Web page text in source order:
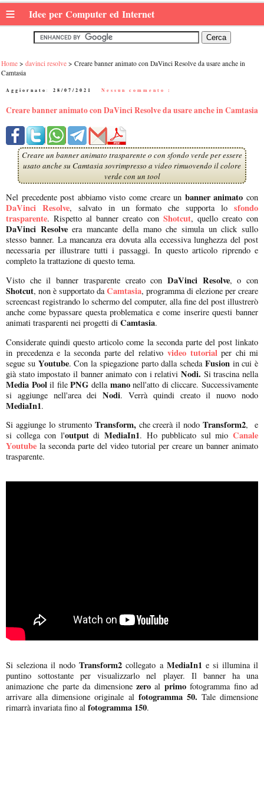
≡ Idee per Computer ed Internet
Home davinci resolve
Creare banner animato con DaVinci Resolve da usare anche in
Camtasia
Aggiornato: 28/07/2021 Nessun commento :
Creare banner animato con DaVinci Resolve da usare anche in Camtasia
Creare un banner animato trasparente o con sfondo verde per essere
usato anche su Camtasia sovrimpresso a video rimuovendo il colore
verde con un tool
Nel precedente post abbiamo visto come creare un banner animato con
DaVinci Resolve, salvato in un formato che supporta lo sfondo
trasparente. Rispetto al banner creato con Shotcut, quello creato con
DaVinci Resolveera mancante della mano che simula un click sullo
stesso banner. La mancanza era dovuta alla eccessiva lunghezza del post
necessaria per illustrare tutti i passaggi. In questo articolo riprendo e
completo la trattazione di questo tema.
Visto che il banner trasparente creato con DaVinci Resolve, o con
Shotcut, non è supportato da Camtasia, programma di elezione per creare
screencast registrando lo schermo del computer, alla fine del post illustrerò
anche come bypassare questa problematica e come inserire questi banner
animati trasparenti nei progetti di Camtasia.
Considerate quindi questo articolo come la seconda parte del post linkato
in precedenza e la seconda parte del relativo video tutorial per chi mi
segue suYoutube. Con la spiegazione parto dalla schedaFusionin cui è
già stato impostato il banner animato con i relativi Nodi. Si trascina nella
Media Pool il filePNG dellamanonell'atto di cliccare. Successivamente
si aggiunge nell'area dei Nodi. Verrà quindi creato il nuovo nodo
MediaIn1.
Si aggiunge lo strumento Transform,che creerà il nodo Transform2, e
si collega con l'outputdi MediaIn1. Ho pubblicato sul mioCanale
Youtube la seconda parte del video tutorial per creare un banner animato
trasparente.
Si seleziona il nodoTransform2collegato a MediaIn1e si illumina il
puntino sottostante per visualizzarlo nel player. Il banner ha una
animazione che parte da dimensione zero al primofotogramma fino ad
arrivare alla dimensione originale al fotogramma 50. Tale dimensione
rimarrà invariata fino al fotogramma 150.